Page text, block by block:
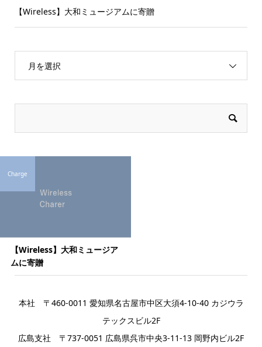
【Wireless】大和ミュージアムに寄贈
月を選択
【Wireless】大和ミュージア
ムに寄贈
Charge
本社 〒460-0011 愛知県名古屋市中区大須4-10-40 カジウラ
テックスビル2F
広島支社 〒737-0051 広島県呉市中央3-11-13 岡野内ビル2F